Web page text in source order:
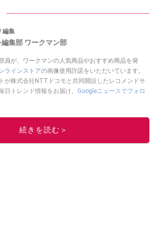
編集
集部 ワークマン部
員が、ワークマンの人気商品やおすすめ商品を発
ラインストアの画像使用許諾をいただいています。
が株式会社NTTドコモと共同開設したレコメンドサ
日トレンド情報をお届け。 Googleニュースでフォロ
このイチオシストの他の記事を読む
続きを読む＞